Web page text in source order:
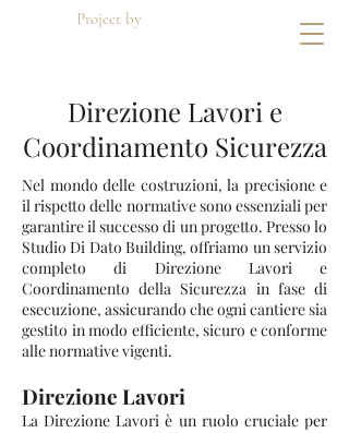
Project by
Direzione Lavori e
Coordinamento Sicurezza
Nel mondo delle costruzioni, la precisione e
il rispetto delle normative sono essenziali per
garantire il successo di un progetto. Presso lo
Studio Di Dato Building, offriamo un servizio
completo di Direzione Lavori e
Coordinamento della Sicurezza in fase di
esecuzione, assicurando che ogni cantiere sia
gestito in modo efficiente, sicuro e conforme
alle normative vigenti.
Direzione Lavori
La Direzione Lavori è un ruolo cruciale per